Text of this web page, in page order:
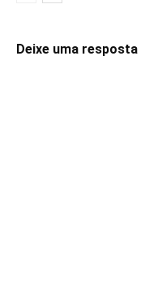
Deixe uma resposta